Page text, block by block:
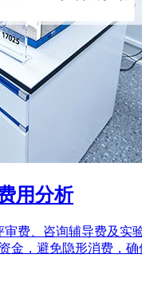
用分析
费、咨询辅导费及
金，避免隐形消费，